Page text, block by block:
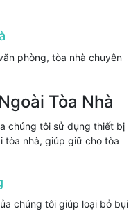
phòng, tòa nhà chuyên
Tòa Nhà
chúng tôi sử dụng thiết bị
tòa nhà, giúp giữ cho tòa
chúng tôi giúp loại bỏ bụi